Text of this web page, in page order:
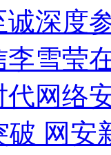
诚深度
李雪莹
代网络
破 网安